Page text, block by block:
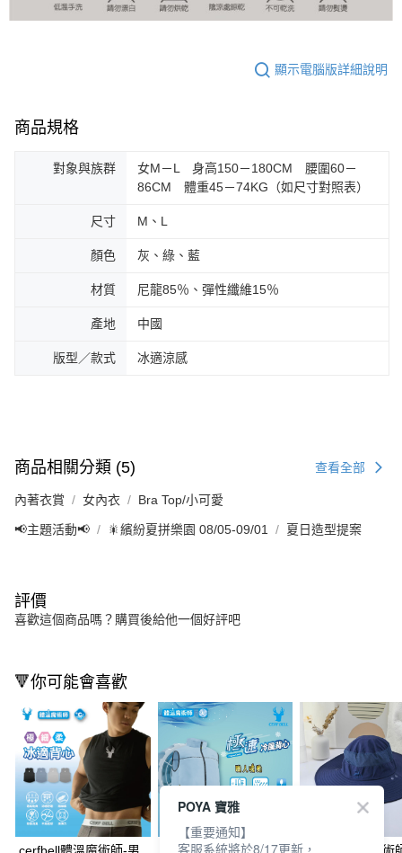
顯示電腦版詳細說明
商品規格
對象與族群
女M－L 身高150－180CM 腰圍60－
86CM 體重45－74KG（如尺寸對照表）
尺寸 M、L
顏色 灰、綠、藍
材質 尼龍85％、彈性纖維15％
產地 中國
版型／款式 冰適涼感
商品相關分類 (5) 查看全部
內著衣賞 女內衣 Bra Top/小可愛
📢主題活動📢 🎇繽紛夏拼樂園 08/05-09/01 夏日造型提案
評價
喜歡這個商品嗎？購買後給他一個好評吧
🔻你可能會喜歡
POYA 寶雅
【重要通知】
客服系統將於8/17更新，